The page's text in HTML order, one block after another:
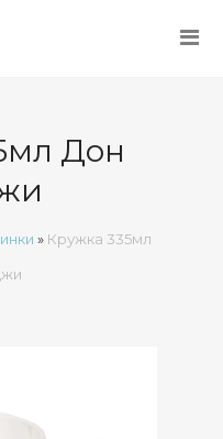
Дон
» Кружка 335мл